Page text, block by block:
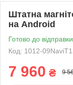
Штатна
на Android
Готово до відправки
Код: 1012-
7 960 ₴ 9